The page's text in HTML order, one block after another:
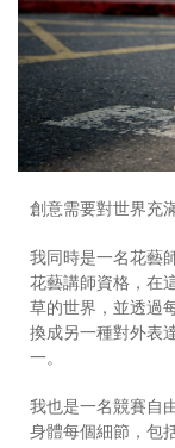
創意需要對世界充
我同時是一名花藝
花藝講師資格，在
草的世界，並透過
換成另一種對外表
一。
我也是一名競賽自
身體每個細節，包